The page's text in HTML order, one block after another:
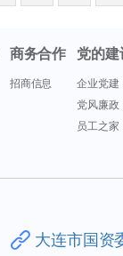
商务合作
招商信息
党的建
企业党建
党风廉政
员工之家
大连市国